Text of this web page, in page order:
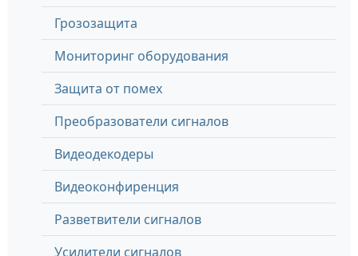
Грозозащита
Мониторинг оборудования
Защита от помех
Преобразователи сигналов
Видеодекодеры
Видеоконфиренция
Разветвители сигналов
Усилители сигналов